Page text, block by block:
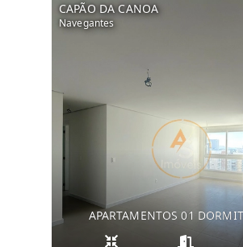
CAPÃO DA CANOA
Navegantes
APARTAMENTOS 01